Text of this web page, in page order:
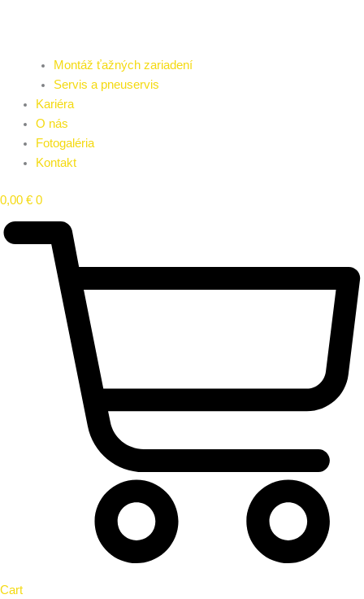
Montáž ťažných zariadení
Servis a pneuservis
Kariéra
O nás
Fotogaléria
Kontakt
0,00 € 0
Cart